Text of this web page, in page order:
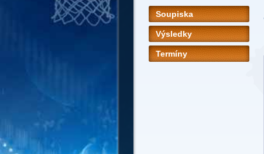
Soupiska
Výsledky
Termíny